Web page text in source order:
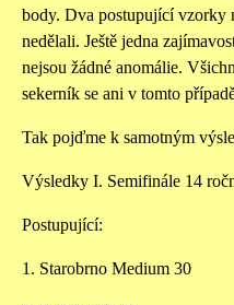
body. Dva postupující vzorky
nedělali. Ještě jedna
nejsou žádné anomálie.
sekerník se ani v tomto
Tak pojďme k samotným
Výsledky I. Semifinále 14
Postupující:
1. Starobrno Medium 30